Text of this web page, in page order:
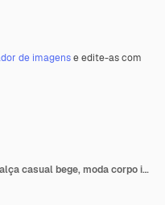
de imagense edite-as com
Mulher de camiseta branca e calça casual bege, moda corpo inteiro